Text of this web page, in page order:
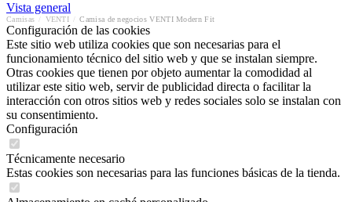
Vista general
Camisas VENTI Camisa de negocios VENTI Modern Fit
Configuración de las cookies
Este sitio web utiliza cookies que son necesarias para el
funcionamiento técnico del sitio web y que se instalan siempre.
Otras cookies que tienen por objeto aumentar la comodidad al
utilizar este sitio web, servir de publicidad directa o facilitar la
interacción con otros sitios web y redes sociales solo se instalan con
su consentimiento.
Configuración
Técnicamente necesario
Estas cookies son necesarias para las funciones básicas de la tienda.